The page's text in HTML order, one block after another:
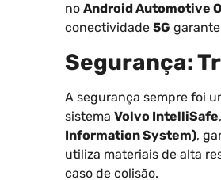
no Android Automotive
conectividade 5G
Segurança:
A segurança sempre foi
sistema Volvo IntelliSafe
Information System),
utiliza materiais de alta
caso de colisão.